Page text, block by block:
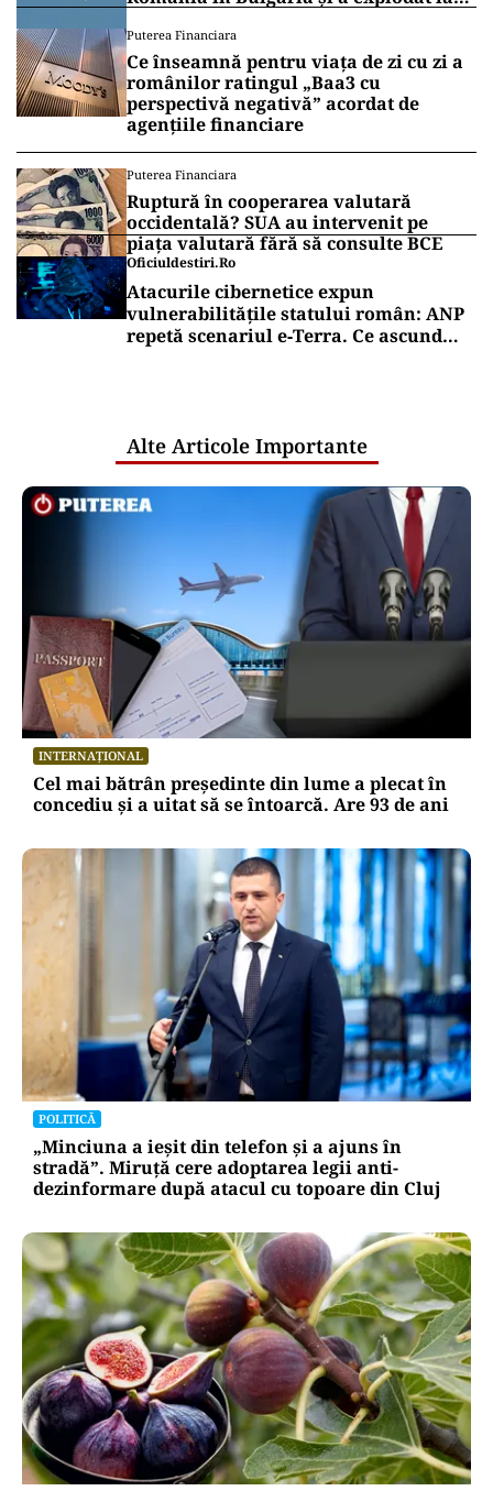
Puterea Financiara
Ce înseamnă pentru viața de zi cu zi a
românilor ratingul „Baa3 cu
perspectivă negativă” acordat de
agențiile financiare
Puterea Financiara
Ruptură în cooperarea valutară
occidentală? SUA au intervenit pe
piața valutară fără să consulte BCE
Oficiuldestiri.ro
Atacurile cibernetice expun
vulnerabilitățile statului român: ANP
repetă scenariul e‑Terra. Ce ascund
Alte Articole Importante
INTERNAȚIONAL
Cel mai bătrân președinte din lume a plecat în
concediu și a uitat să se întoarcă. Are 93 de ani
POLITICĂ
„Minciuna a ieșit din telefon și a ajuns în
stradă”. Miruță cere adoptarea legii anti-
dezinformare după atacul cu topoare din Cluj